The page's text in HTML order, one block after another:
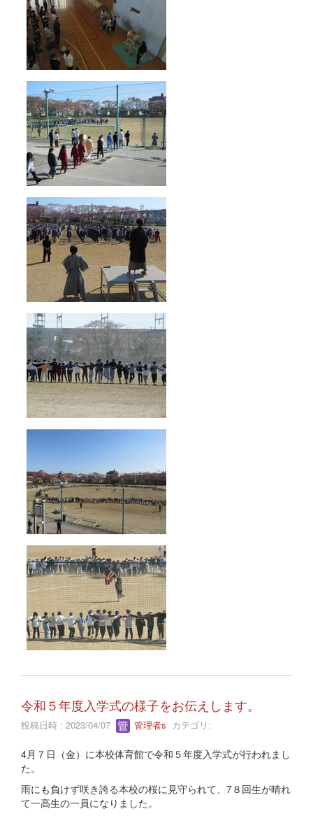
令和５年度入学式の様子をお伝えします。
投稿日時 : 2023/04/07 管理者s カテゴリ:
4月７日（金）に本校体育館で令和５年度入学式が行われまし
た。
雨にも負けず咲き誇る本校の桜に見守られて、7８回生が晴れ
て一高生の一員になりました。